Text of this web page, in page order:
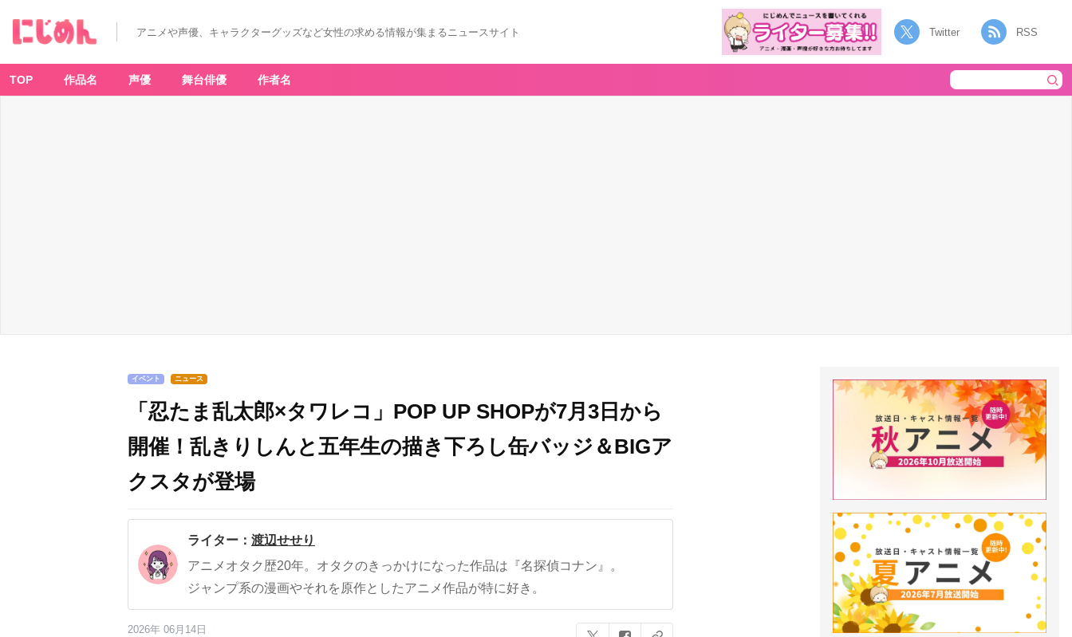
アニメや声優、キャラクターグッズなど女性の求める情報が集まるニュースサイト Twitter RSS
TOP 作品名 声優 舞台俳優 作者名
イベント ニュース
「忍たま乱太郎×タワレコ」POP UP SHOPが7月3日から
開催！乱きりしんと五年生の描き下ろし缶バッジ＆BIGア
クスタが登場
ライター： 渡辺せせり
アニメオタク歴20年。オタクのきっかけになった作品は『名探偵コナン』。
ジャンプ系の漫画やそれを原作としたアニメ作品が特に好き。
2026年 06月14日